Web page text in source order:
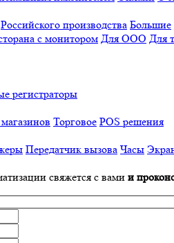
Российского производства Большие
с монитором Для ООО Для
регистраторы
Торговое POS решения
Передатчик вызова Часы
свяжется с вами и